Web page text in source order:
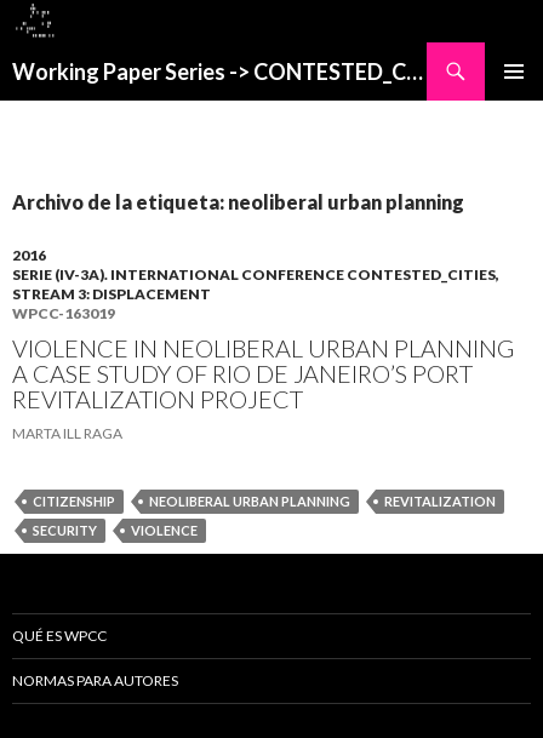
Working Paper Series -> CONTESTED_CITIES
Archivo de la etiqueta: neoliberal urban planning
2016
SERIE (IV-3A). INTERNATIONAL CONFERENCE CONTESTED_CITIES,
STREAM 3: DISPLACEMENT
WPCC-163019
VIOLENCE IN NEOLIBERAL URBAN PLANNING
A CASE STUDY OF RIO DE JANEIRO’S PORT
REVITALIZATION PROJECT
MARTA ILL RAGA
CITIZENSHIP NEOLIBERAL URBAN PLANNING
REVITALIZATION
SECURITY
VIOLENCE
QUÉ ES WPCC
NORMAS PARA AUTORES